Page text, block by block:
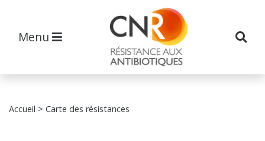
Menu
Accueil > Carte des résistances